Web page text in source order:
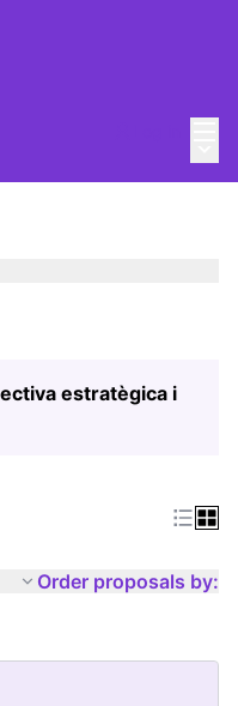
estratègica i
Order proposals by: